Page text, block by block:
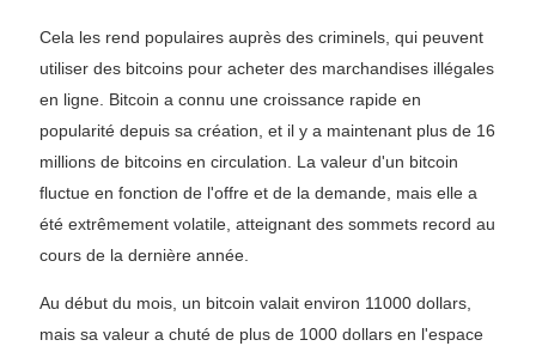
Cela les rend populaires auprès des criminels, qui peuvent
utiliser des bitcoins pour acheter des marchandises illégales
en ligne. Bitcoin a connu une croissance rapide en
popularité depuis sa création, et il y a maintenant plus de 16
millions de bitcoins en circulation. La valeur d'un bitcoin
fluctue en fonction de l'offre et de la demande, mais elle a
été extrêmement volatile, atteignant des sommets record au
cours de la dernière année.
Au début du mois, un bitcoin valait environ 11000 dollars,
mais sa valeur a chuté de plus de 1000 dollars en l'espace